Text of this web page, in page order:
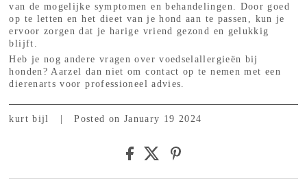
van de mogelijke symptomen en behandelingen. Door goed
op te letten en het dieet van je hond aan te passen, kun je
ervoor zorgen dat je harige vriend gezond en gelukkig
blijft.
Heb je nog andere vragen over voedselallergieën bij
honden? Aarzel dan niet om contact op te nemen met een
dierenarts voor professioneel advies.
kurt bijl Posted on January 19 2024